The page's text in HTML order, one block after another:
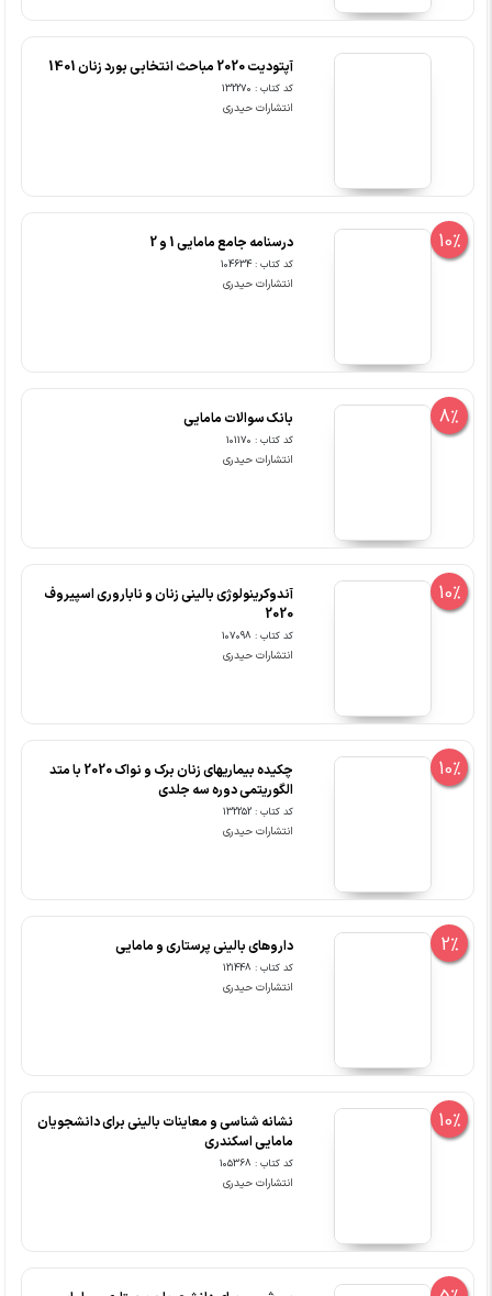
آپتودیت 2020 مباحث انتخابی بورد زنان 1401
کد کتاب : 132270
انتشارات حیدری
10% درسنامه جامع مامایی 1 و 2
کد کتاب : 104634
انتشارات حیدری
8% بانک سوالات مامایی
کد کتاب : 101170
انتشارات حیدری
10%
آندوکرینولوژی‏ بالینی‏ زنان و ناباروری اسپیروف
2020
کد کتاب : 107098
انتشارات حیدری
10%
چکیده بیماریهای زنان برک و نواک 2020 با متد
الگوریتمی دوره سه جلدی
کد کتاب : 132252
انتشارات حیدری
2% داروهای بالینی پرستاری و مامایی
کد کتاب : 121448
انتشارات حیدری
10%
نشانه شناسی و معاینات بالینی برای دانشجویان
مامایی اسکندری
کد کتاب : 105368
انتشارات حیدری